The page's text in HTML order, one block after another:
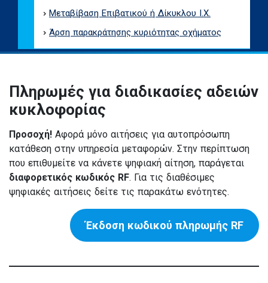
Μεταβίβαση Επιβατικού ή Δίκυκλου Ι.Χ.
Άρση παρακράτησης κυριότητας οχήματος
Πληρωμές για διαδικασίες αδειών
κυκλοφορίας
Προσοχή! Αφορά μόνο αιτήσεις για αυτοπρόσωπη
κατάθεση στην υπηρεσία μεταφορών. Στην περίπτωση
που επιθυμείτε να κάνετε ψηφιακή αίτηση, παράγεται
διαφορετικός κωδικός RF. Για τις διαθέσιμες
ψηφιακές αιτήσεις δείτε τις παρακάτω ενότητες.
Έκδοση κωδικού πληρωμής RF